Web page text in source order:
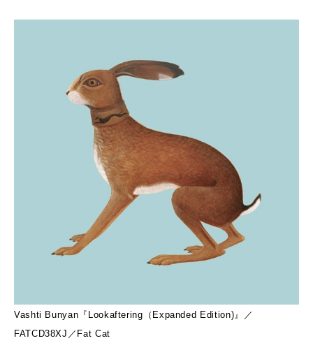
Vashti Bunyan『Lookaftering（Expanded Edition)』／
FATCD38XJ／Fat Cat